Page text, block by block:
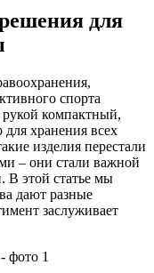
для
спорта
компактный,
хранения всех
изделия перестали
– они стали важной
В этой статье мы
дают разные
заслуживает